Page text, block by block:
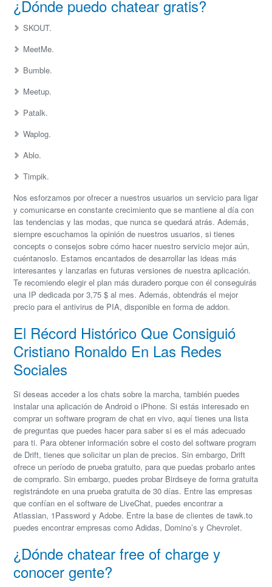
¿Dónde puedo chatear gratis?
SKOUT.
MeetMe.
Bumble.
Meetup.
Patalk.
Waplog.
Ablo.
Timpik.
Nos esforzamos por ofrecer a nuestros usuarios un servicio para ligar
y comunicarse en constante crecimiento que se mantiene al día con
las tendencias y las modas, que nunca se quedará atrás. Además,
siempre escuchamos la opinión de nuestros usuarios, si tienes
concepts o consejos sobre cómo hacer nuestro servicio mejor aún,
cuéntanoslo. Estamos encantados de desarrollar las ideas más
interesantes y lanzarlas en futuras versiones de nuestra aplicación.
Te recomiendo elegir el plan más duradero porque con él conseguirás
una IP dedicada por 3,75 $ al mes. Además, obtendrás el mejor
precio para el antivirus de PIA, disponible en forma de addon.
El Récord Histórico Que Consiguió
Cristiano Ronaldo En Las Redes
Sociales
Si deseas acceder a los chats sobre la marcha, también puedes
instalar una aplicación de Android o iPhone. Si estás interesado en
comprar un software program de chat en vivo, aquí tienes una lista
de preguntas que puedes hacer para saber si es el más adecuado
para ti. Para obtener información sobre el costo del software program
de Drift, tienes que solicitar un plan de precios. Sin embargo, Drift
ofrece un período de prueba gratuito, para que puedas probarlo antes
de comprarlo. Sin embargo, puedes probar Birdseye de forma gratuita
registrándote en una prueba gratuita de 30 días. Entre las empresas
que confían en el software de LiveChat, puedes encontrar a
Atlassian, 1Password y Adobe. Entre la base de clientes de tawk.to
puedes encontrar empresas como Adidas, Domino’s y Chevrolet.
¿Dónde chatear free of charge y
conocer gente?